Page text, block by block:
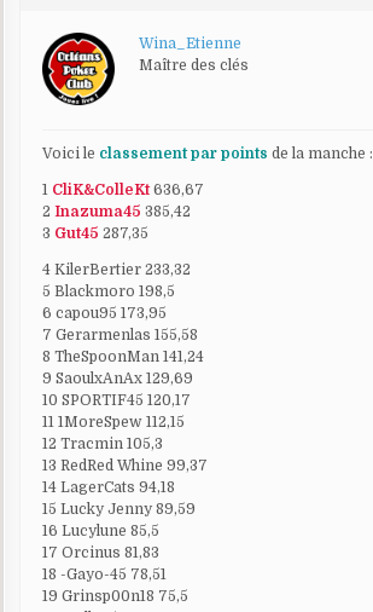
Wina_Etienne
Maître des clés
Voici le classement par points de la manche :
1 CliK&ColleKt636,67
2 Inazuma45 385,42
3 Gut45 287,35
4 KilerBertier 233,32
5 Blackmoro 198,5
6 capou95 173,95
7 Gerarmenlas 155,58
8 TheSpoonMan 141,24
9 SaoulxAnAx 129,69
10 SPORTIF45 120,17
11 1MoreSpew 112,15
12 Tracmin 105,3
13 RedRed Whine 99,37
14 LagerCats 94,18
15 Lucky Jenny 89,59
16 Lucylune 85,5
17 Orcinus 81,83
18 -Gayo-45 78,51
19 Grinsp00n18 75,5